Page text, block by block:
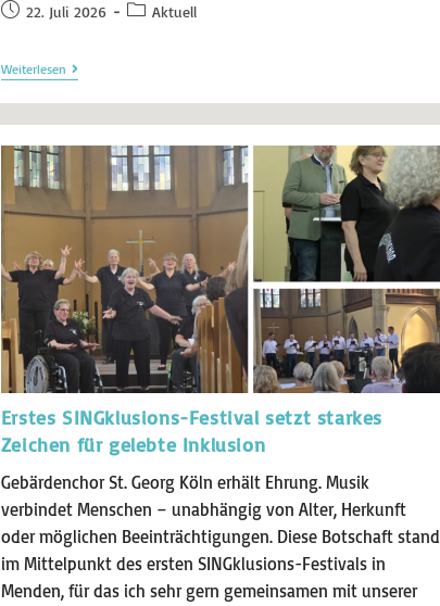
22. Juli 2026 Aktuell
Weiterlesen
Erstes SINGklusions-Festival setzt starkes
Zeichen für gelebte Inklusion
Gebärdenchor St. Georg Köln erhält Ehrung. Musik
verbindet Menschen – unabhängig von Alter, Herkunft
oder möglichen Beeinträchtigungen. Diese Botschaft stand
im Mittelpunkt des ersten SINGklusions-Festivals in
Menden, für das ich sehr gern gemeinsamen mit unserer